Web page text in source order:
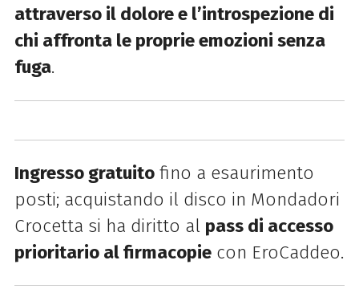
attraverso il dolore e l’introspezione di
chi affronta le proprie emozioni senza
fuga.
Ingresso gratuitofino a esaurimento
posti; acquistando il disco in Mondadori
Crocetta si ha diritto al pass di accesso
prioritario al firmacopiecon EroCaddeo.